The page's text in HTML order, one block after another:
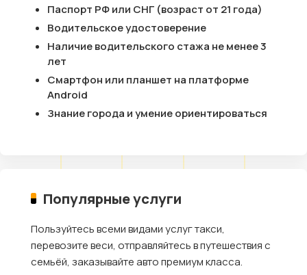
Паспорт РФ или СНГ (возраст от 21 года)
Водительское удостоверение
Наличие водительского стажа не менее 3
лет
Смартфон или планшет на платформе
Android
Знание города и умение ориентироваться
Популярные услуги
Пользуйтесь всеми видами услуг такси,
перевозите веси, отправляйтесь в путешествия с
семьёй, заказывайте авто премиум класса.